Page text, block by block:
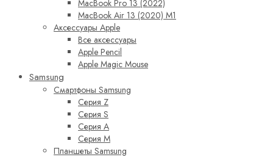
MacBook Pro 13 (2022)
MacBook Air 13 (2020) M1
Аксессуары Apple
Все аксессуары
Apple Pencil
Apple Magic Mouse
Samsung
Смартфоны Samsung
Серия Z
Серия S
Серия A
Серия M
Планшеты Samsung